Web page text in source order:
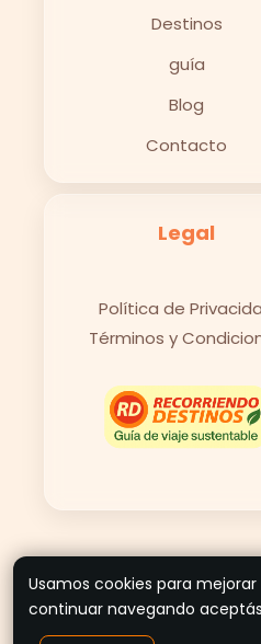
Destinos
guía
Blog
Contacto
Legal
Política de
Términos y
© 2026
Usamos cookies para
continuar navegando